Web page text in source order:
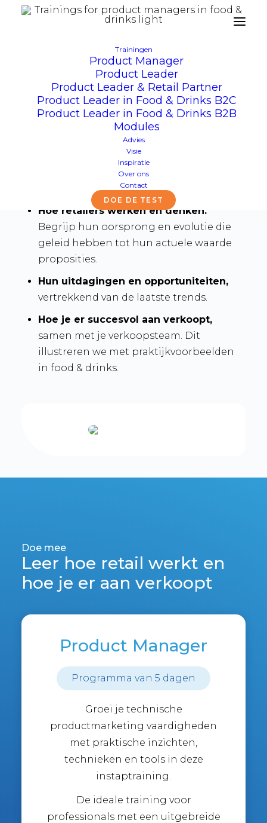
Trainingen
Product Manager
Product Leader
Product Leader & Retail Partner
Product Leader in Food & Drinks B2C
Product Leader in Food & Drinks B2B
Modules
Advies
Visie
Inspiratie
Over ons
Contact
DOE DE TEST
Retail deep dive
Leer hoe retail werkt en hoe je er
aan verkoopt
In deze module leer je:
Hoe retailers werken en denken.
Begrijp hun oorsprong en evolutie die
geleid hebben tot hun actuele waarde
proposities.
Hun uitdagingen en opportuniteiten,
vertrekkend van de laatste trends.
Hoe je er succesvol aan verkoopt,
samen met je verkoopsteam. Dit
illustreren we met praktijkvoorbeelden
in food & drinks.
Doe mee
Leer hoe retail werkt en
hoe je er aan verkoopt
Product Manager
Programma van 5 dagen
Groei je technische
productmarketing vaardigheden
met praktische inzichten,
technieken en tools in deze
instaptraining.
De ideale training voor
professionals met een uitgebreide